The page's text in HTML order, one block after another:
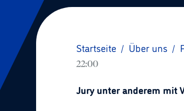
Startseite / Über uns /
22:00
Jury unter anderem mit